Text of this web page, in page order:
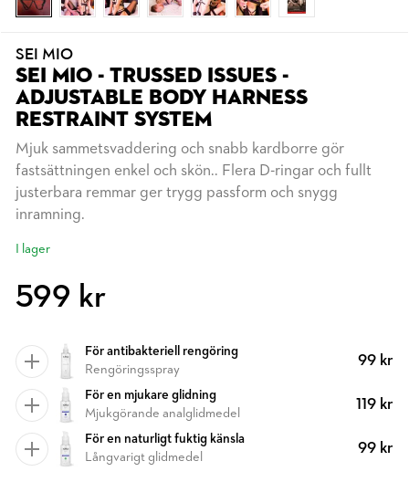
SEI MIO
SEI MIO - TRUSSED ISSUES -
ADJUSTABLE BODY HARNESS
RESTRAINT SYSTEM
Mjuk sammetsvaddering och snabb kardborre gör
fastsättningen enkel och skön.. Flera D-ringar och fullt
justerbara remmar ger trygg passform och snygg
inramning.
I lager
599 kr
För antibakteriell rengöring
Rengöringsspray
99 kr
För en mjukare glidning
Mjukgörande analglidmedel
119 kr
För en naturligt fuktig känsla
Långvarigt glidmedel
99 kr